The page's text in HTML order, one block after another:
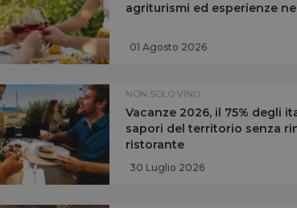
agriturismi ed esperienze
01 Agosto 2026
NON SOLO VINO
Vacanze 2026, il 75% degli
sapori del territorio senza
ristorante
30 Luglio 2026